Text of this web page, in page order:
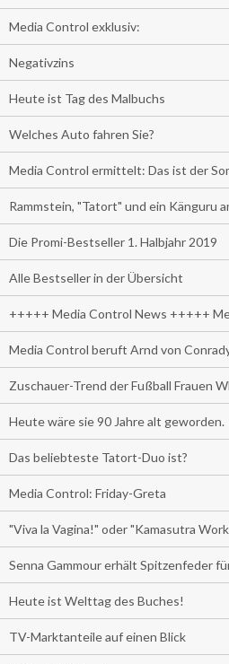
Media Control exklusiv:
Negativzins
Heute ist Tag des Malbuchs
Welches Auto fahren Sie?
Media Control ermittelt: Das ist der
Rammstein, "Tatort" und ein Känguru
Die Promi-Bestseller 1. Halbjahr 2019
Alle Bestseller in der Übersicht
+++++ Media Control News +++++
Media Control beruft Arnd von
Zuschauer-Trend der Fußball Frauen
Heute wäre sie 90 Jahre alt geworden.
Das beliebteste Tatort-Duo ist?
Media Control: Friday-Greta
"Viva la Vagina!" oder "Kamasutra
Senna Gammour erhält Spitzenfeder
Heute ist Welttag des Buches!
TV-Marktanteile auf einen Blick